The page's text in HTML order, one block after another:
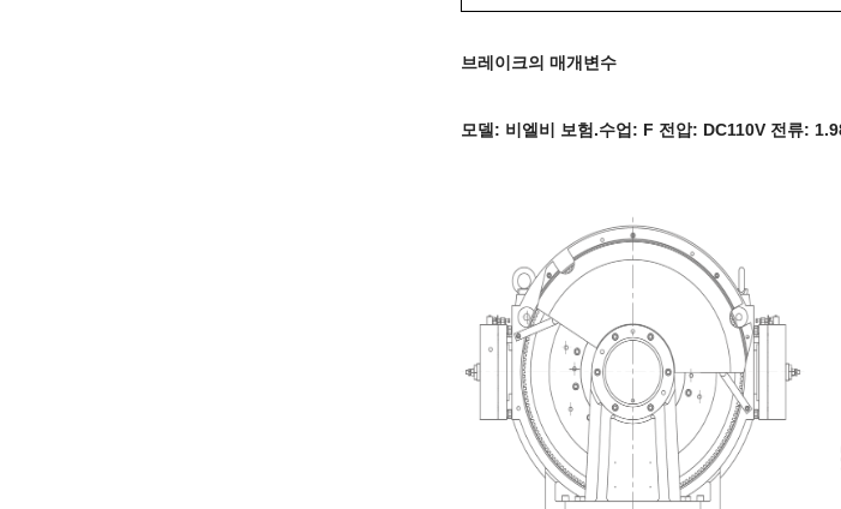
브레이크의 매개변수
모델: 비엘비 보험.수업: F 전압: DC110V 전류: